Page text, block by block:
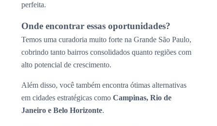
perfeita.
Onde encontrar essas oportunidades?
Temos uma curadoria muito forte na Grande São Paulo,
cobrindo tanto bairros consolidados quanto regiões com
alto potencial de crescimento.
Além disso, você também encontra ótimas alternativas
em cidades estratégicas como Campinas, Rio de
Janeiro e Belo Horizonte.